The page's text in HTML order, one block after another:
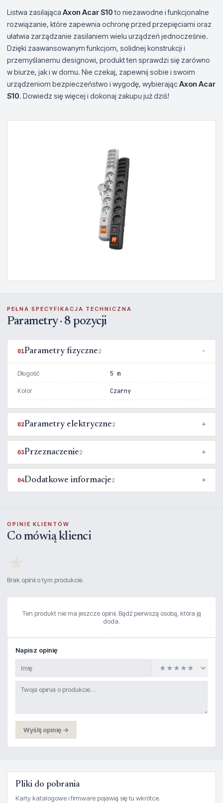
Listwa zasilająca Axon Acar S10to niezawodne i funkcjonalne
rozwiązanie, które zapewnia ochronę przed przepięciami oraz
ułatwia zarządzanie zasilaniem wielu urządzeń jednocześnie.
Dzięki zaawansowanym funkcjom, solidnej konstrukcji i
przemyślanemu designowi, produkt ten sprawdzi się zarówno
w biurze, jak i w domu. Nie czekaj, zapewnij sobie i swoim
urządzeniom bezpieczeństwo i wygodę, wybierającAxon Acar
S10. Dowiedz się więcej i dokonaj zakupu już dziś!
PEŁNA SPECYFIKACJA TECHNICZNA
Parametry · 8 pozycji
01Parametry fizyczne2
Długość 5 m
Kolor Czarny
02Parametry elektryczne2
03Przeznaczenie2
04Dodatkowe informacje2
OPINIE KLIENTÓW
Co mówią klienci
Brak opinii o tym produkcie.
Ten produkt nie ma jeszcze opinii. Bądź pierwszą osobą, która ją
doda.
Napisz opinię
Wyślij opinię →
Pliki do pobrania
Karty katalogowe i firmware pojawią się tu wkrótce.